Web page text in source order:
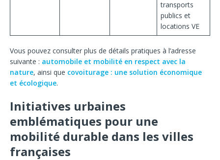
transports
publics et
locations VE
Vous pouvez consulter plus de détails pratiques à l’adresse
suivante : automobile et mobilité en respect avec la
nature, ainsi que covoiturage : une solution économique
et écologique.
Initiatives urbaines
emblématiques pour une
mobilité durable dans les villes
françaises